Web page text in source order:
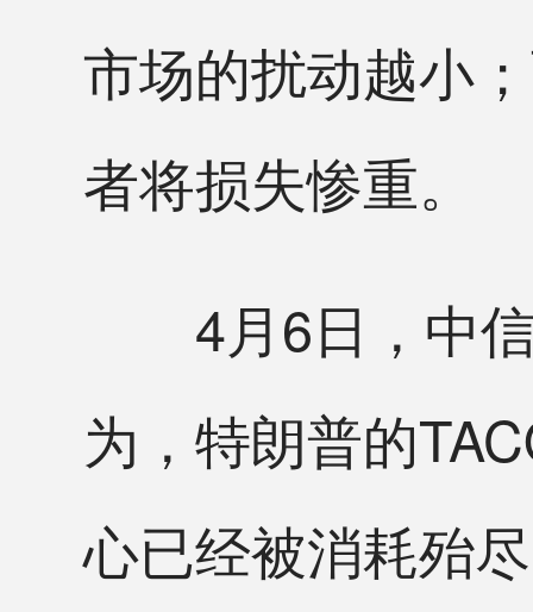
市场的扰动越小
者将损失惨重。
4月6日，中信
为，特朗普的
心已经被消耗殆